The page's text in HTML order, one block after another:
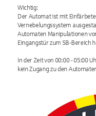
Wichtig:
Der Automat ist mit
Vernebelungssystem
Automaten Manipulationen
Eingangstür zum SB-Bereich
In der Zeit von 00:00 - 05:00
kein Zugang zu den